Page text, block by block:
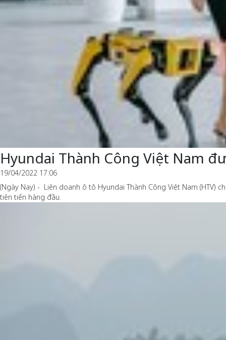
Hyundai Thành Công Việt Nam
19/04/2022 17:06
(Ngày Nay) - Liên doanh ô tô Hyundai Thành Công Việt Nam
tiên tiến hàng đầu.